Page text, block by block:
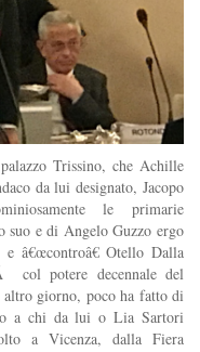
Trissino, che Achille
da lui designato, Jacopo
le primarie
suo e di Angelo Guzzo ergo
â€œcontroâ€ Otello Dalla
col potere decennale del
altro giorno, poco ha fatto di
a chi da lui o Lia Sartori
a Vicenza, dalla Fiera